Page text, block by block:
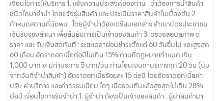
เงื่อนไขการให้บริการ 1. แจ้งความประสงค์ของท่าน : ว่าต้องการนำสินค้า
ชนิดใดมาจำนำ โดยแจ้งรุ่นสินค้า และ ประเมินราคาสินค้าในเบื้องต้น 2.
กำหนดสถานที่นัดพบ : โดยผู้จำนำต้องเตรียมเอกสาร สำเนาบัตรประชาชน
เซ็นรับรองสำเนา เพื่อยืนยันการเป็นเจ้าของสินค้า 3. ตรวจสอบสภาพ ตี
ราคา และ รับเงินสดทันที : ระยะเวลาผ่อนชำระตั้งแต่ 60 วันขึ้นไป และสูงสุด
60 เดือน อัตราดอกเบี้ยต่อปีไม่เกิน 15% ตามที่กฏหมายกำหนด เงิน
1,000 บาท จะมีค่าบริการ 5 บาท/วัน ท่านโอนเงินค่าบริการทุก 20 วัน (นับ
จากวันที่จำนำสินค้า) อัตราดอกเบี้ยร้อยละ 15 ต่อปี โดยอัตราดอกเบี้ยค่า
ปรับ ค่าบริการ และค่าธรรมเนียม ใดๆ เมื่อรวมกันแล้วสูงสุดไม่เกิน 28%
ต่อปี เงื่อนไขการรับจำนำ 1. ผู้จำนำ ต้องเป็นเจ้าของสินค้า : ผู้นำสินค้ามา